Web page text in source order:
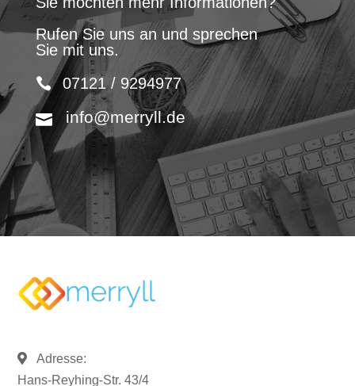
Rufen Sie uns an und sprechen
Sie mit uns.
07121 / 9294977
info@merryll.de
Adresse:
Hans-Reyhing-Str. 43/4